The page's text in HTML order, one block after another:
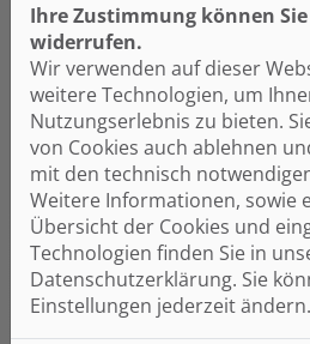
Photovoltaik
Ihre Zustimmung können
widerrufen.
Wir verwenden auf dieser
weitere Technologien, um
Nutzungserlebnis zu bieten.
von Cookies auch ablehnen
mit den technisch
Weitere Informationen, sowie
Übersicht der Cookies und
Technologien finden Sie in
Datenschutzerklärung. Sie
Einstellungen jederzeit ändern.